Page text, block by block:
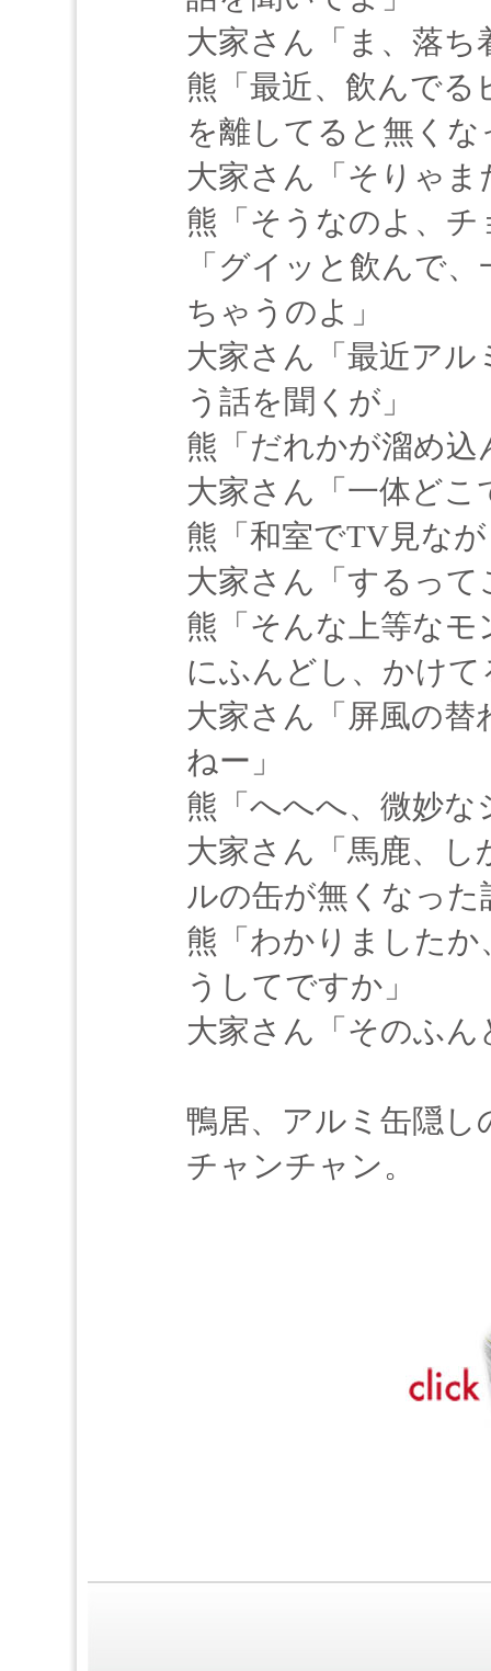
大家さん「ま、落
熊「最近、飲んで
を離してると無く
大家さん「そりゃ
熊「そうなのよ、
「グイッと飲んで
ちゃうのよ」
大家さん「最近ア
う話を聞くが」
熊「だれかが溜め
大家さん「一体ど
熊「和室でTV見な
大家さん「するっ
熊「そんな上等な
にふんどし、かけて
大家さん「屏風の
ねー」
熊「へへへ、微妙
大家さん「馬鹿、
ルの缶が無くなった
熊「わかりました
うしてですか」
大家さん「そのふ
鴨居、アルミ缶隠し
チャンチャン。